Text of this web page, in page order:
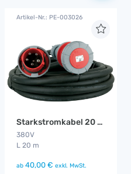
Artikel-Nr.: PE-003026
Starkstromkabel 20 m 63A
380V
L 20 m
ab 40,00 € exkl. MwSt.